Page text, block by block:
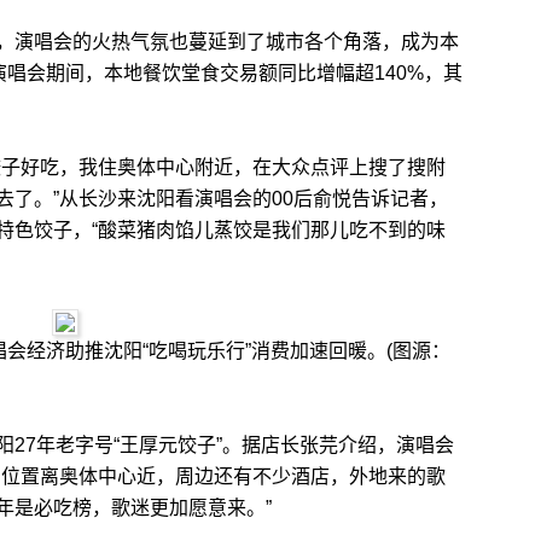
唱会的火热气氛也蔓延到了城市各个角落，成为本
唱会期间，本地餐饮堂食交易额同比增幅超140%，其
吃，我住奥体中心附近，在大众点评上搜了搜附
。”从长沙来沈阳看演唱会的00后俞悦告诉记者，
色饺子，“酸菜猪肉馅儿蒸饺是我们那儿吃不到的味
济助推沈阳“吃喝玩乐行”消费加速回暖。(图源：
老字号“王厚元饺子”。据店长张芫介绍，演唱会
置离奥体中心近，周边还有不少酒店，外地来的歌
是必吃榜，歌迷更加愿意来。”